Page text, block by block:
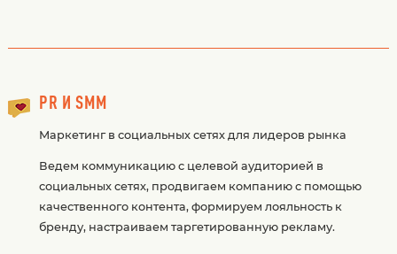
PR И SMM
Маркетинг в социальных сетях для лидеров рынка
Ведем коммуникацию с целевой аудиторией в
социальных сетях, продвигаем компанию с помощью
качественного контента, формируем лояльность к
бренду, настраиваем таргетированную рекламу.